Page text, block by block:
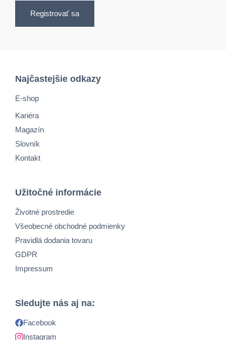
Registrovať sa
Najčastejšie odkazy
E-shop
Kariéra
Magazín
Slovník
Kontakt
Užitočné informácie
Životné prostredie
Všeobecné obchodné podmienky
Pravidlá dodania tovaru
GDPR
Impressum
Sledujte nás aj na:
Facebook
Instagram